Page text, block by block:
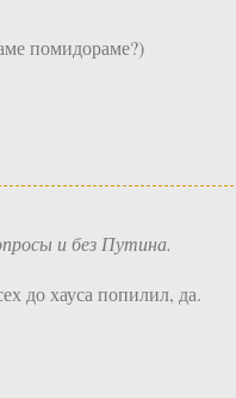
помидораме?)
и без Путина.
до хауса попилил, да.